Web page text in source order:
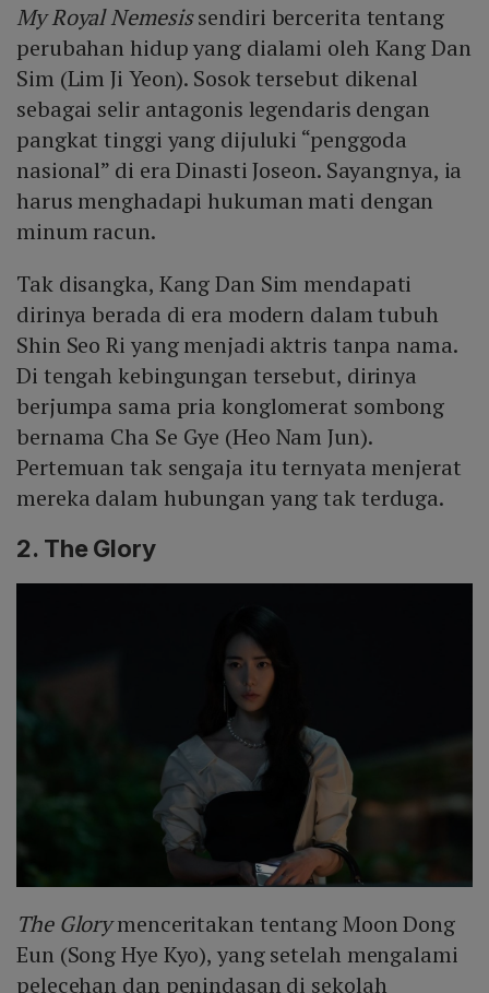
My Royal Nemesissendiri bercerita tentang
perubahan hidup yang dialami oleh Kang Dan
Sim (Lim Ji Yeon). Sosok tersebut dikenal
sebagai selir antagonis legendaris dengan
pangkat tinggi yang dijuluki “penggoda
nasional” di era Dinasti Joseon. Sayangnya, ia
harus menghadapi hukuman mati dengan
minum racun.
Tak disangka, Kang Dan Sim mendapati
dirinya berada di era modern dalam tubuh
Shin Seo Ri yang menjadi aktris tanpa nama.
Di tengah kebingungan tersebut, dirinya
berjumpa sama pria konglomerat sombong
bernama Cha Se Gye (Heo Nam Jun).
Pertemuan tak sengaja itu ternyata menjerat
mereka dalam hubungan yang tak terduga.
2. The Glory
The Glorymenceritakan tentang Moon Dong
Eun (Song Hye Kyo), yang setelah mengalami
pelecehan dan penindasan di sekolah